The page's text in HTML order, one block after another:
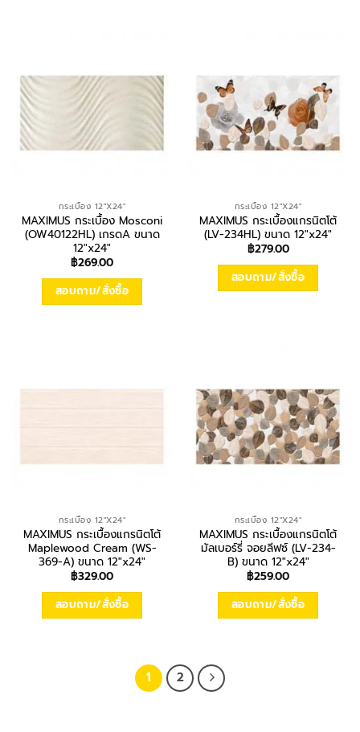
กระเบื้อง 12"X24"
MAXIMUS กระเบื้อง Mosconi
(OW40122HL) เกรดA ขนาด
12″x24″
฿269.00
สอบถาม/สั่งซื้อ
กระเบื้อง 12"X24"
MAXIMUS กระเบื้องแกรนิตโต้
(LV-234HL) ขนาด 12″x24″
฿279.00
สอบถาม/สั่งซื้อ
กระเบื้อง 12"X24"
MAXIMUS กระเบื้องแกรนิตโต้
Maplewood Cream (WS-
369-A) ขนาด 12″x24″
฿329.00
สอบถาม/สั่งซื้อ
กระเบื้อง 12"X24"
MAXIMUS กระเบื้องแกรนิตโต้
มัลเบอร์รี่ จอยลีฟซ์ (LV-234-
B) ขนาด 12″x24″
฿259.00
สอบถาม/สั่งซื้อ
1 2